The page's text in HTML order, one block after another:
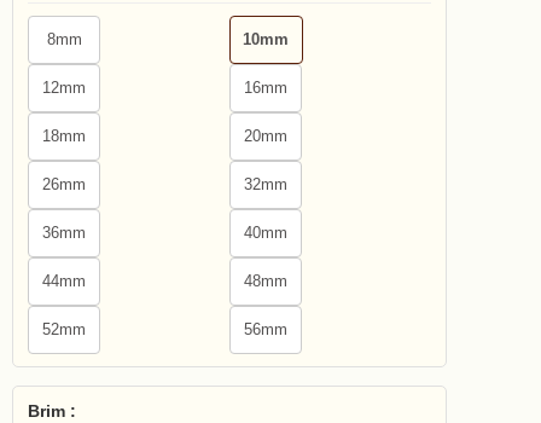
8mm 10mm
12mm 16mm
18mm 20mm
26mm 32mm
36mm 40mm
44mm 48mm
52mm 56mm
Brim :